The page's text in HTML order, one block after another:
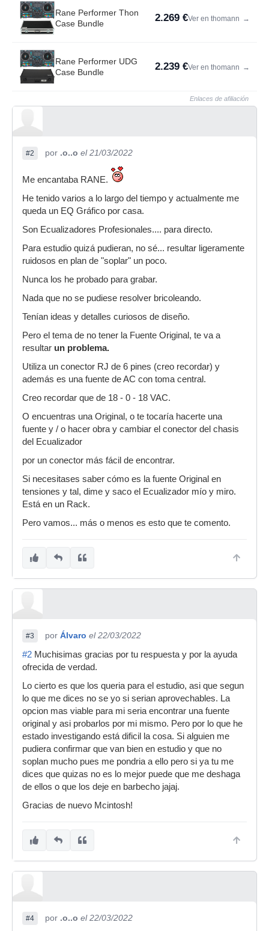
Rane Performer Thon
Case Bundle
2.269 €Ver en thomann →
Rane Performer UDG
Case Bundle
2.239 €Ver en thomann →
Enlaces de afiliación
#2 por .o..o el 21/03/2022
Me encantaba RANE.
He tenido varios a lo largo del tiempo y actualmente me
queda un EQ Gráfico por casa.
Son Ecualizadores Profesionales.... para directo.
Para estudio quizá pudieran, no sé... resultar ligeramente
ruidosos en plan de "soplar" un poco.
Nunca los he probado para grabar.
Nada que no se pudiese resolver bricoleando.
Tenían ideas y detalles curiosos de diseño.
Pero el tema de no tener la Fuente Original, te va a
resultar un problema.
Utiliza un conector RJ de 6 pines (creo recordar) y
además es una fuente de AC con toma central.
Creo recordar que de 18 - 0 - 18 VAC.
O encuentras una Original, o te tocaría hacerte una
fuente y / o hacer obra y cambiar el conector del chasis
del Ecualizador
por un conector más fácil de encontrar.
Si necesitases saber cómo es la fuente Original en
tensiones y tal, dime y saco el Ecualizador mío y miro.
Está en un Rack.
Pero vamos... más o menos es esto que te comento.
#3 por Álvaro el 22/03/2022
#2 Muchisimas gracias por tu respuesta y por la ayuda
ofrecida de verdad.
Lo cierto es que los queria para el estudio, asi que segun
lo que me dices no se yo si serian aprovechables. La
opcion mas viable para mi seria encontrar una fuente
original y asi probarlos por mi mismo. Pero por lo que he
estado investigando está dificil la cosa. Si alguien me
pudiera confirmar que van bien en estudio y que no
soplan mucho pues me pondria a ello pero si ya tu me
dices que quizas no es lo mejor puede que me deshaga
de ellos o que los deje en barbecho jajaj.
Gracias de nuevo Mcintosh!
#4 por .o..o el 22/03/2022